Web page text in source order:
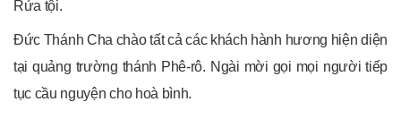
Rửa tội.
Đức Thánh Cha chào tất cả các khách hành hương hiện diện
tại quảng trường thánh Phê-rô. Ngài mời gọi mọi người tiếp
tục cầu nguyện cho hoà bình.